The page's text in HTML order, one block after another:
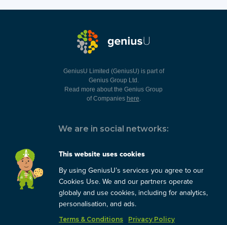
GeniusU Limited (GeniusU) is part of
Genius Group Ltd.
Read more about the Genius Group
of Companies here.
We are in social networks:
You can always contact us:
support@geniusu.com
This website uses cookies
By using GeniusU’s services you agree to our
Cookies Use. We and our partners operate
globaly and use cookies, including for analytics,
personalisation, and ads.
Terms & Conditions Privacy Policy